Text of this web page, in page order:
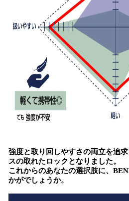
強度と取り回しやすさの両立を追
スの取れたロックとなりました。
これからのあなたの選択肢に、
かがでしょうか。